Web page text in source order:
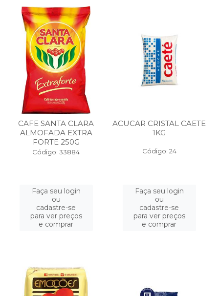
CAFE SANTA CLARA
ALMOFADA EXTRA
FORTE 250G
Código: 33884
Faça seu login
ou
cadastre-se
para ver preços
e comprar
ACUCAR CRISTAL CAETE
1KG
Código: 24
Faça seu login
ou
cadastre-se
para ver preços
e comprar